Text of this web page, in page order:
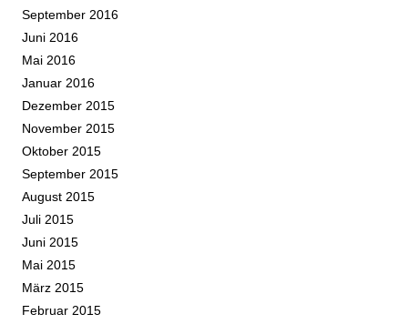
September 2016
Juni 2016
Mai 2016
Januar 2016
Dezember 2015
November 2015
Oktober 2015
September 2015
August 2015
Juli 2015
Juni 2015
Mai 2015
März 2015
Februar 2015